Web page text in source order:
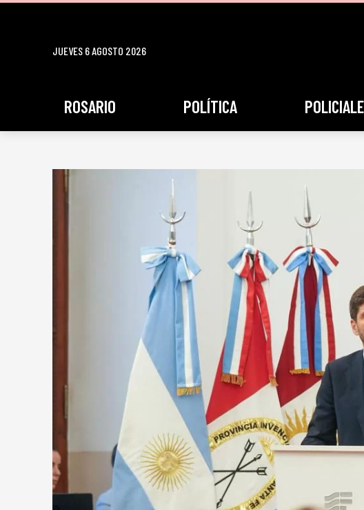
JUEVES 6 AGOSTO 2026
ROSARIO POLÍTICA